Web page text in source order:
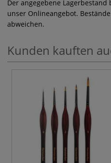
Der angegebene
unser Onlineangebot.
abweichen.
Kunden kauften